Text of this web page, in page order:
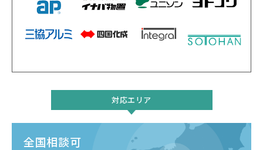
対応エリア
全国相談可